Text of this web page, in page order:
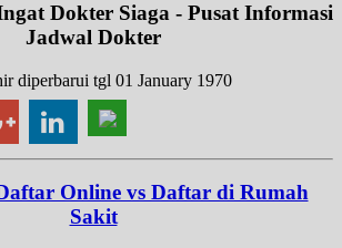
Dokter Siaga - Pusat Informasi
Jadwal Dokter
diperbarui tgl 01 January 1970
Online vs Daftar di Rumah
Sakit